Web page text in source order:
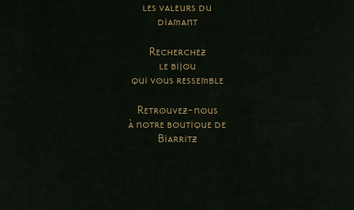
les valeurs du
diamant
Recherchez
le bijou
qui vous ressemble
Retrouvez-nous
à notre boutique de
Biarritz